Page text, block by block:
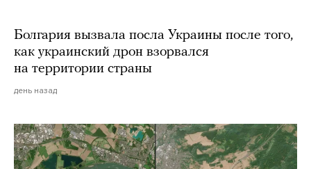
Болгария вызвала посла Украины после того,
как украинский дрон взорвался
на территории страны
день назад